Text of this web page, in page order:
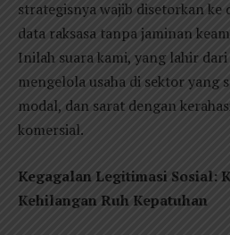
strategisnya wajib disetorkan ke
data raksasa tanpa jaminan
Inilah suara kami, yang lahir
mengelola usaha di sektor yang
modal, dan sarat dengan
komersial.
Kegagalan Legitimasi Sosial:
Kehilangan Ruh Kepatuhan